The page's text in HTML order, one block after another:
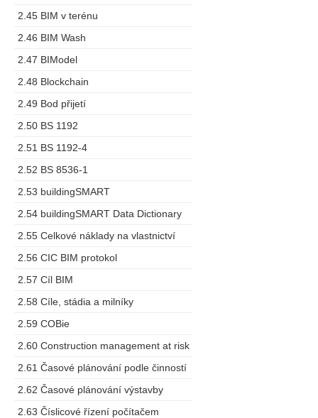
2.45 BIM v terénu
2.46 BIM Wash
2.47 BIModel
2.48 Blockchain
2.49 Bod přijetí
2.50 BS 1192
2.51 BS 1192-4
2.52 BS 8536-1
2.53 buildingSMART
2.54 buildingSMART Data Dictionary
2.55 Celkové náklady na vlastnictví
2.56 CIC BIM protokol
2.57 Cíl BIM
2.58 Cíle, stádia a milníky
2.59 COBie
2.60 Construction management at risk
2.61 Časové plánování podle činností
2.62 Časové plánování výstavby
2.63 Číslicové řízení počítačem